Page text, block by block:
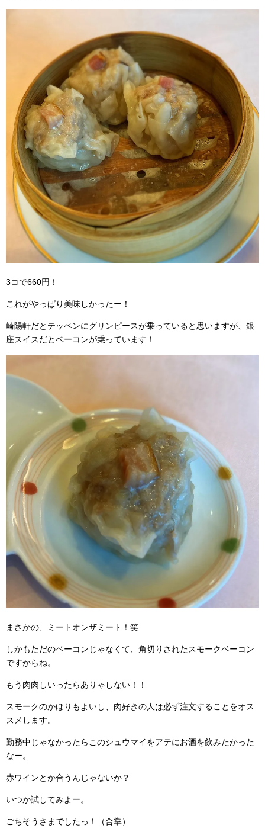
3コで660円！
これがやっぱり美味しかったー！
崎陽軒だとテッペンにグリンピースが乗っていると思いますが、銀
座スイスだとベーコンが乗っています！
まさかの、ミートオンザミート！笑
しかもただのベーコンじゃなくて、角切りされたスモークベーコン
ですからね。
もう肉肉しいったらありゃしない！！
スモークのかほりもよいし、肉好きの人は必ず注文することをオス
スメします。
勤務中じゃなかったらこのシュウマイをアテにお酒を飲みたかった
なー。
赤ワインとか合うんじゃないか？
いつか試してみよー。
ごちそうさまでしたっ！（合掌）